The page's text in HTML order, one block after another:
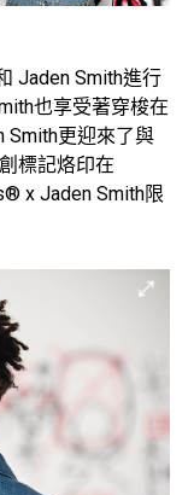
Jaden Smith進行
也享受著穿梭在
Smith更迎來了與
標記烙印在
x Jaden Smith限